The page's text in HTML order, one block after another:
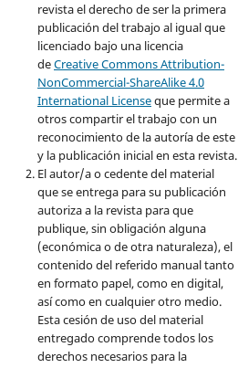
revista el derecho de ser la primera
publicación del trabajo al igual que
licenciado bajo una licencia
deCreative Commons Attribution-
NonCommercial-ShareAlike 4.0
International Licenseque permite a
otros compartir el trabajo con un
reconocimiento de la autoría de este
y la publicación inicial en esta revista.
El autor/a o cedente del material
que se entrega para su publicación
autoriza a la revista para que
publique, sin obligación alguna
(económica o de otra naturaleza), el
contenido del referido manual tanto
en formato papel, como en digital,
así como en cualquier otro medio.
Esta cesión de uso del material
entregado comprende todos los
derechos necesarios para la